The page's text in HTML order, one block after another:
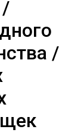
/
/